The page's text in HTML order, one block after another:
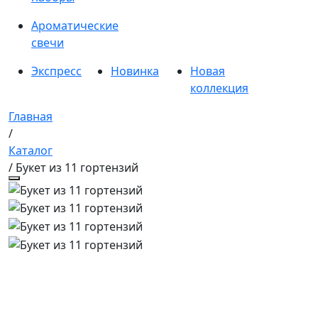
Ароматические
свечи
Экспресс
Новинка
Новая
коллекция
Главная
/
Каталог
/ Букет из 11 гортензий